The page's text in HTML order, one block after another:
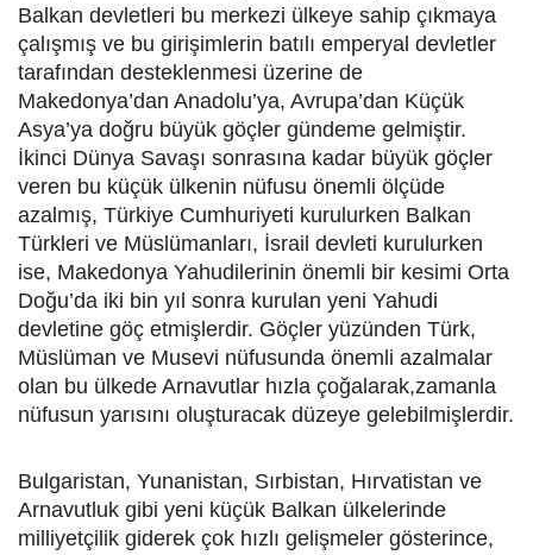
Balkan devletleri bu merkezi ülkeye sahip çıkmaya
çalışmış ve bu girişimlerin batılı emperyal devletler
tarafından desteklenmesi üzerine de
Makedonya’dan Anadolu’ya, Avrupa’dan Küçük
Asya’ya doğru büyük göçler gündeme gelmiştir.
İkinci Dünya Savaşı sonrasına kadar büyük göçler
veren bu küçük ülkenin nüfusu önemli ölçüde
azalmış, Türkiye Cumhuriyeti kurulurken Balkan
Türkleri ve Müslümanları, İsrail devleti kurulurken
ise, Makedonya Yahudilerinin önemli bir kesimi Orta
Doğu’da iki bin yıl sonra kurulan yeni Yahudi
devletine göç etmişlerdir. Göçler yüzünden Türk,
Müslüman ve Musevi nüfusunda önemli azalmalar
olan bu ülkede Arnavutlar hızla çoğalarak,zamanla
nüfusun yarısını oluşturacak düzeye gelebilmişlerdir.
Bulgaristan, Yunanistan, Sırbistan, Hırvatistan ve
Arnavutluk gibi yeni küçük Balkan ülkelerinde
milliyetçilik giderek çok hızlı gelişmeler gösterince,